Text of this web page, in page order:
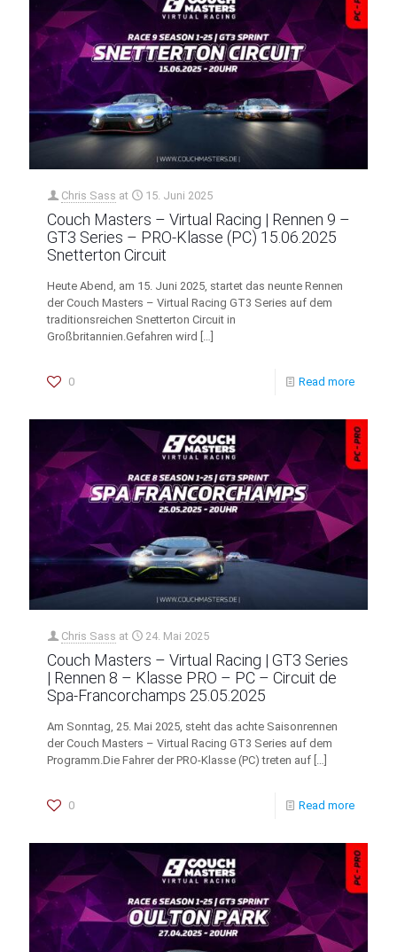
Chris Sass at 15. Juni 2025
Couch Masters – Virtual Racing | Rennen 9 –
GT3 Series – PRO-Klasse (PC) 15.06.2025
Snetterton Circuit
Heute Abend, am 15. Juni 2025, startet das neunte Rennen
der Couch Masters – Virtual Racing GT3 Series auf dem
traditionsreichen Snetterton Circuit in
Großbritannien.Gefahren wird
0 Read more
Chris Sass at 24. Mai 2025
Couch Masters – Virtual Racing | GT3 Series
| Rennen 8 – Klasse PRO – PC – Circuit de
Spa-Francorchamps 25.05.2025
Am Sonntag, 25. Mai 2025, steht das achte Saisonrennen
der Couch Masters – Virtual Racing GT3 Series auf dem
Programm.Die Fahrer der PRO-Klasse (PC) treten auf […]
0 Read more